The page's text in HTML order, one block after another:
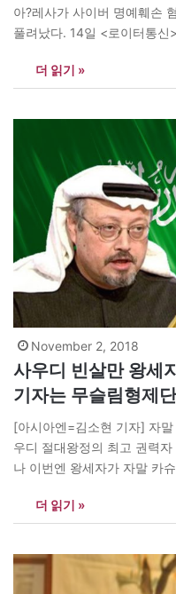
아?레사가 사이버 명예훼손
풀려났다. 14일 <로이터통신
신청 후 기자들에게 “내게
정의된다”고 말했다. 레플러
더 읽기 »
November 2, 2018
사우디 빈살만 왕세
기자는 무슬림형제
[아시아엔=김소현 기자] 자
우디 절대왕정의 최고 권력
나 이번엔 왕세자가 자말 카
제러드 쿠슈너 백악관 선임
화에서다. 하지만 카슈끄지
더 읽기 »